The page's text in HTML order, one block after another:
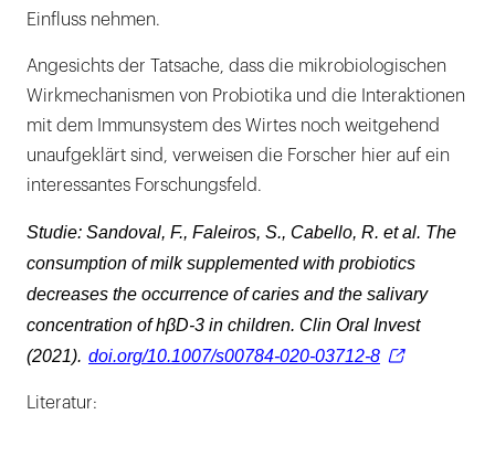
Einfluss nehmen.
Angesichts der Tatsache, dass die mikrobiologischen
Wirkmechanismen von Probiotika und die Interaktionen
mit dem Immunsystem des Wirtes noch weitgehend
unaufgeklärt sind, verweisen die Forscher hier auf ein
interessantes Forschungsfeld.
Studie: Sandoval, F., Faleiros, S., Cabello, R. et al. The
consumption of milk supplemented with probiotics
decreases the occurrence of caries and the salivary
concentration of hβD-3 in children. Clin Oral Invest
(2021). doi.org/10.1007/s00784-020-03712-8
Literatur: